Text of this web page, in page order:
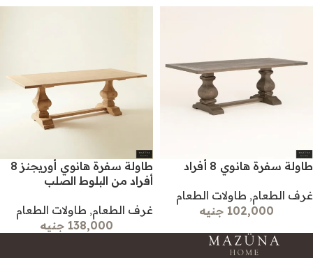
طاولة سفرة هانوي 8 أفراد
غرف الطعام, طاولات الطعام
102,000 جنيه
طاولة سفرة هانوي أوريجنز 8
أفراد من البلوط الصلب
غرف الطعام, طاولات الطعام
138,000 جنيه